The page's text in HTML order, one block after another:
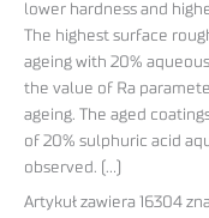
lower hardness and
The highest surface
ageing with 20%
the value of Ra
ageing. The aged
of 20% sulphuric acid
observed. (…)
Artykuł zawiera 16304